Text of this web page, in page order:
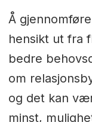
Å
hensikt ut fra
bedre
om
og det kan
minst,